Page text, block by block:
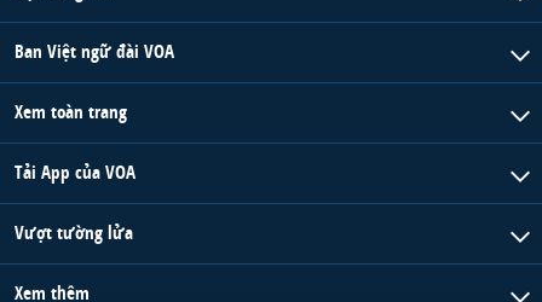
Ban Việt ngữ đài VOA
Xem toàn trang
Tải App của VOA
Vượt tường lửa
Xem thêm